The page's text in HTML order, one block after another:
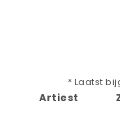
* Laatst
Artiest